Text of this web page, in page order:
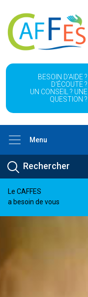
BESOIN D'AIDE ?
D'ÉCOUTE ?
UN CONSEIL ? UNE
QUESTION ?
Menu
Le CAFFES
a besoin de vous